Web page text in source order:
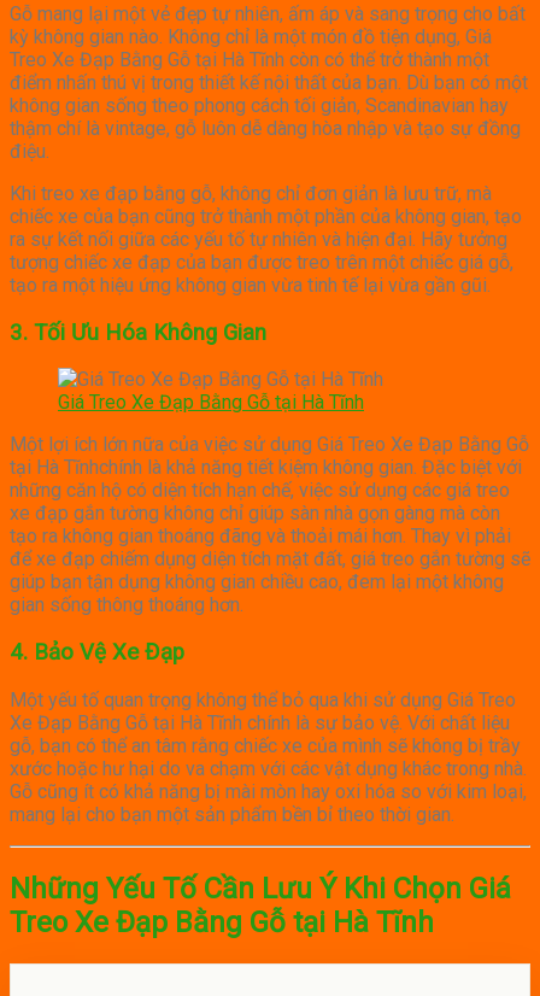
Gỗ mang lại một vẻ đẹp tự nhiên, ấm áp và sang trọng cho bất
kỳ không gian nào. Không chỉ là một món đồ tiện dụng, Giá
Treo Xe Đạp Bằng Gỗ tại Hà Tĩnh còn có thể trở thành một
điểm nhấn thú vị trong thiết kế nội thất của bạn. Dù bạn có một
không gian sống theo phong cách tối giản, Scandinavian hay
thậm chí là vintage, gỗ luôn dễ dàng hòa nhập và tạo sự đồng
điệu.
Khi treo xe đạp bằng gỗ, không chỉ đơn giản là lưu trữ, mà
chiếc xe của bạn cũng trở thành một phần của không gian, tạo
ra sự kết nối giữa các yếu tố tự nhiên và hiện đại. Hãy tưởng
tượng chiếc xe đạp của bạn được treo trên một chiếc giá gỗ,
tạo ra một hiệu ứng không gian vừa tinh tế lại vừa gần gũi.
3. Tối Ưu Hóa Không Gian
Giá Treo Xe Đạp Bằng Gỗ tại Hà Tĩnh
Một lợi ích lớn nữa của việc sử dụng Giá Treo Xe Đạp Bằng Gỗ
tại Hà Tĩnhchính là khả năng tiết kiệm không gian. Đặc biệt với
những căn hộ có diện tích hạn chế, việc sử dụng các giá treo
xe đạp gắn tường không chỉ giúp sàn nhà gọn gàng mà còn
tạo ra không gian thoáng đãng và thoải mái hơn. Thay vì phải
để xe đạp chiếm dụng diện tích mặt đất, giá treo gắn tường sẽ
giúp bạn tận dụng không gian chiều cao, đem lại một không
gian sống thông thoáng hơn.
4. Bảo Vệ Xe Đạp
Một yếu tố quan trọng không thể bỏ qua khi sử dụng Giá Treo
Xe Đạp Bằng Gỗ tại Hà Tĩnh chính là sự bảo vệ. Với chất liệu
gỗ, bạn có thể an tâm rằng chiếc xe của mình sẽ không bị trầy
xước hoặc hư hại do va chạm với các vật dụng khác trong nhà.
Gỗ cũng ít có khả năng bị mài mòn hay oxi hóa so với kim loại,
mang lại cho bạn một sản phẩm bền bỉ theo thời gian.
Những Yếu Tố Cần Lưu Ý Khi Chọn Giá
Treo Xe Đạp Bằng Gỗ tại Hà Tĩnh